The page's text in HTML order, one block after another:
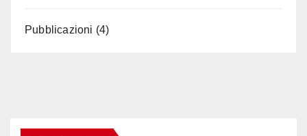
Pubblicazioni (4)